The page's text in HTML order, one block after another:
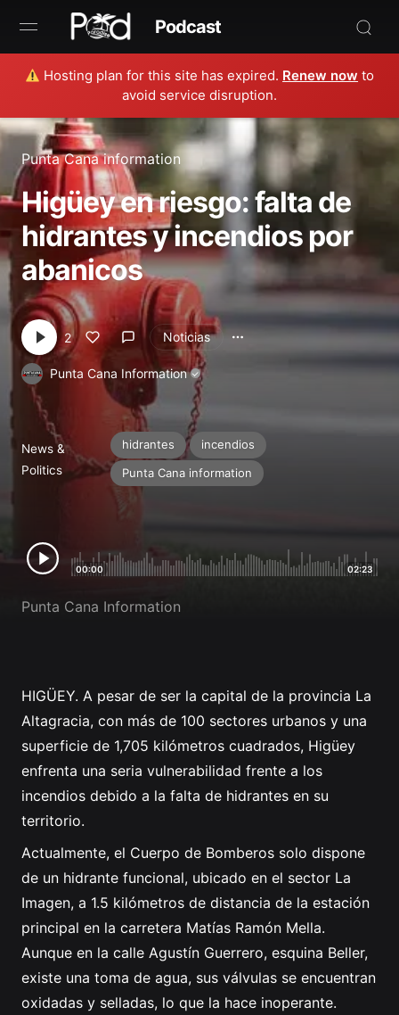
Hosting plan for this site has expired. Renew now to
avoid service disruption.
Podcast
Browse
Book Now
News
Studio
Radio Live
Tours
Creators
Profile
Punta Cana information
Higüey en riesgo: falta de
hidrantes y incendios por
abanicos
2 Noticias
Punta Cana Information
News &
Politics
hidrantes
incendios
Punta Cana information
00:00 02:23
Punta Cana Information
HIGÜEY. A pesar de ser la capital de la provincia La
Altagracia, con más de 100 sectores urbanos y una
superficie de 1,705 kilómetros cuadrados, Higüey
enfrenta una seria vulnerabilidad frente a los
incendios debido a la falta de hidrantes en su
territorio.
Actualmente, el Cuerpo de Bomberos solo dispone
de un hidrante funcional, ubicado en el sector La
Imagen, a 1.5 kilómetros de distancia de la estación
principal en la carretera Matías Ramón Mella.
Aunque en la calle Agustín Guerrero, esquina Beller,
existe una toma de agua, sus válvulas se encuentran
oxidadas y selladas, lo que la hace inoperante.